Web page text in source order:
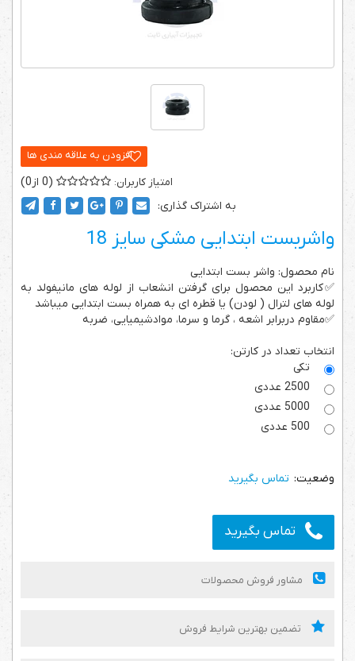
0
0
به اشتراک گذاری:
واشربست ابتدایی مشکی سایز 18
نام محصول: واشر بست ابتدایی
✅کاربرد این محصول برای گرفتن انشعاب از لوله های مانیفولد به
لوله های لترال ( لودن) یا قطره ای به همراه بست ابتدایی میباشد
✅مقاوم دربرابر اشعه ، گرما و سرما، موادشیمیایی، ضربه
انتخاب تعداد در کارتن:
تکی
تماس بگیرید
تماس بگیرید
مشاور فروش محصولات
تضمین بهترین شرایط فروش